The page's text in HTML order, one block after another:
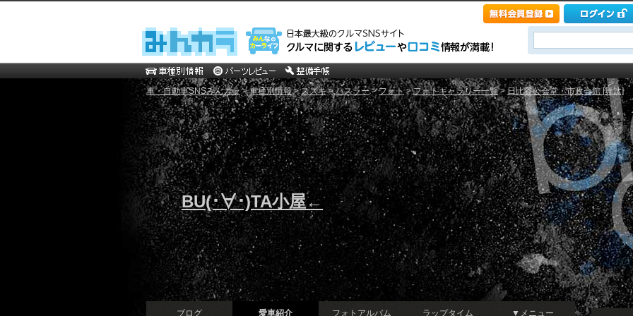
車・自動車SNSみんカラ>車種別情報>スズキ>ハスラー>フォト>フォトギャラリー一覧>日比谷公会堂・市政会館 [舞汰]
BU(･∀･)TA小屋←
ブログ 愛車紹介 フォトアルバム ラップタイム ▼メニュー